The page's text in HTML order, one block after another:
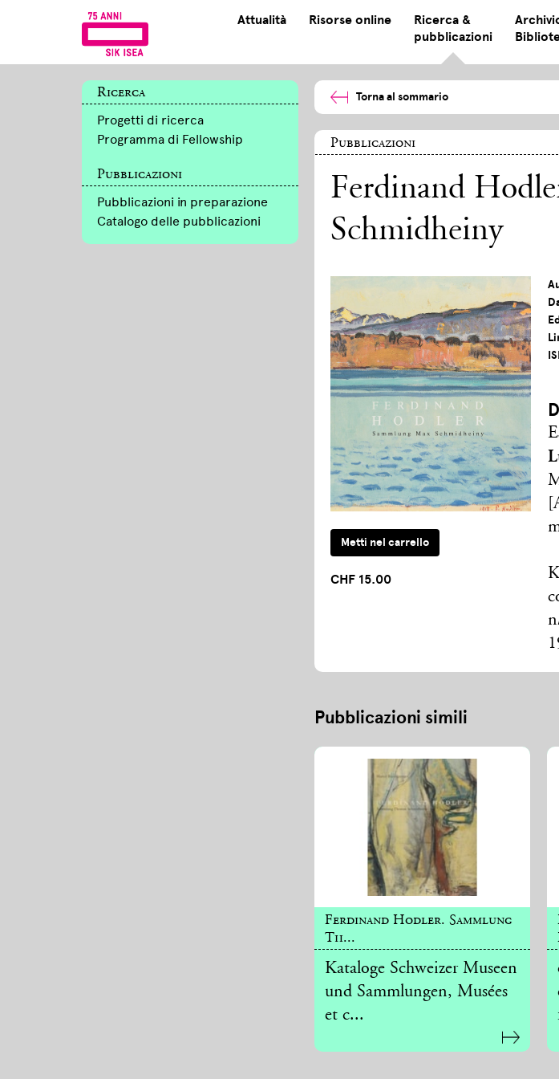
Attualità Risorse online
Ricerca &
pubblicazioni
Ricerca
Progetti di ricerca
Programma di Fellowship
Pubblicazioni
Pubblicazioni in preparazione
Catalogo delle pubblicazioni
Torna al sommario
Pubblicazioni
Ferdinand
Schmidheiny
CHF 15.00
Pubblicazioni simili
Ferdinand Hodler. Sammlung
Th...
Kataloge Schweizer Museen
und Sammlungen, Musées
et c...